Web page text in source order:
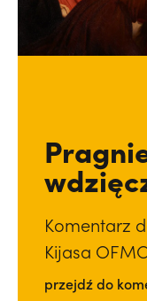
Komentarz
Kijasa
przejdź do